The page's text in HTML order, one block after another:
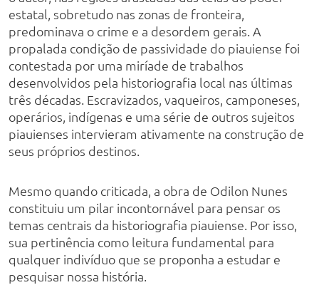
estatal, sobretudo nas zonas de fronteira,
predominava o crime e a desordem gerais. A
propalada condição de passividade do piauiense foi
contestada por uma miríade de trabalhos
desenvolvidos pela historiografia local nas últimas
três décadas. Escravizados, vaqueiros, camponeses,
operários, indígenas e uma série de outros sujeitos
piauienses intervieram ativamente na construção de
seus próprios destinos.
Mesmo quando criticada, a obra de Odilon Nunes
constituiu um pilar incontornável para pensar os
temas centrais da historiografia piauiense. Por isso,
sua pertinência como leitura fundamental para
qualquer indivíduo que se proponha a estudar e
pesquisar nossa história.